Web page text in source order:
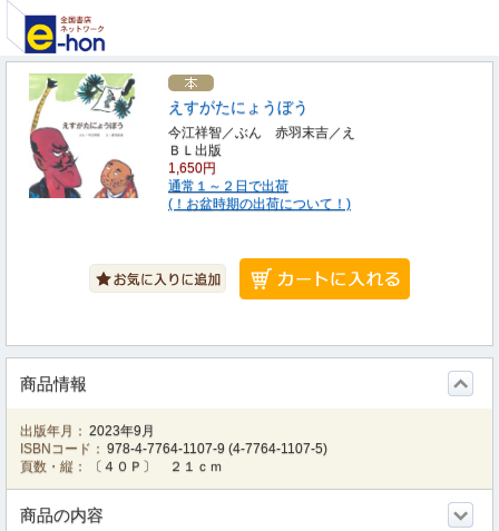
えすがたにょうぼう
今江祥智／ぶん 赤羽末吉／え
ＢＬ出版
1,650円
通常１～２日で出荷
(！お盆時期の出荷について！)
商品情報
出版年月： 2023年9月
ISBNコード： 978-4-7764-1107-9 (4-7764-1107-5)
頁数・縦：
〔４０Ｐ〕 ２１ｃｍ
商品の内容